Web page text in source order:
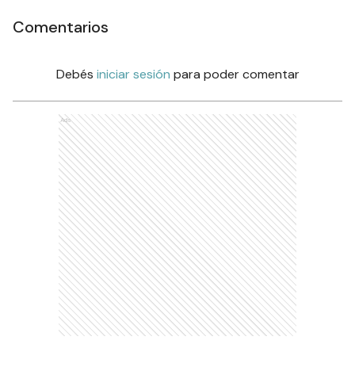
Comentarios
Debés iniciar sesión para poder comentar
Ads